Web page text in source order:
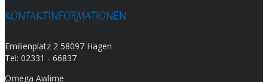
KONTAKTINFORMATIONEN
Emilienplatz 2 58097 Hagen
Tel: 02331 - 66837
Omega Awlime